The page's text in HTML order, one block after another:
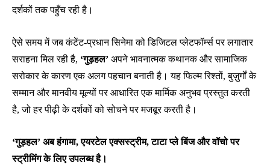
दर्शकों तक पहुँच रही है।
ऐसे समय में जब कंटेंट-प्रधान सिनेमा को डिजिटल प्लेटफॉर्म्स पर लगातार
सराहना मिल रही है, ‘गुड़हल’ अपने भावनात्मक कथानक और सामाजिक
सरोकार के कारण एक अलग पहचान बनाती है। यह फिल्म रिश्तों, बुज़ुर्गों के
सम्मान और मानवीय मूल्यों पर आधारित एक मार्मिक अनुभव प्रस्तुत करती
है, जो हर पीढ़ी के दर्शकों को सोचने पर मजबूर करती है।
‘गुड़हल’ अब हंगामा, एयरटेल एक्सस्ट्रीम, टाटा प्ले बिंज और वॉचो पर
स्ट्रीमिंग के लिए उपलब्ध है।